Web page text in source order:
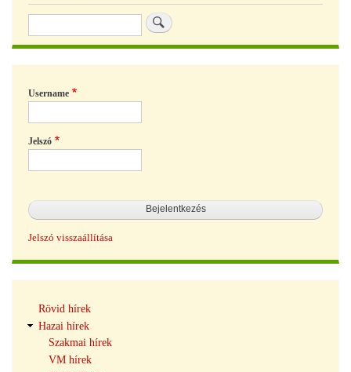
Username
Jelszó
Jelszó visszaállítása
navigáció
Rövid hírek
Hazai hírek
Szakmai hírek
VM hírek